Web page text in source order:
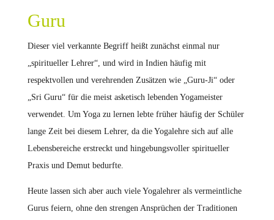
Guru
Dieser viel verkannte Begriff heißt zunächst einmal nur
„spiritueller Lehrer“, und wird in Indien häufig mit
respektvollen und verehrenden Zusätzen wie „Guru-Ji“ oder
„Sri Guru“ für die meist asketisch lebenden Yogameister
verwendet. Um Yoga zu lernen lebte früher häufig der Schüler
lange Zeit bei diesem Lehrer, da die Yogalehre sich auf alle
Lebensbereiche erstreckt und hingebungsvoller spiritueller
Praxis und Demut bedurfte.
Heute lassen sich aber auch viele Yogalehrer als vermeintliche
Gurus feiern, ohne den strengen Ansprüchen der Traditionen